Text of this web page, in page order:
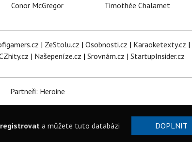
Conor McGregor
Timothée Chalamet
| ZeStolu.cz | Osobnosti.cz | Karaoketexty.cz |
| Našepeníze.cz | Srovnám.cz | StartupInsider.cz
Partneři: Heroine
a můžete tuto databázi DOPLNIT